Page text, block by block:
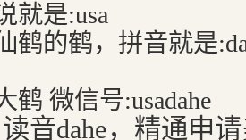
就是:usa
鹤的鹤，拼音就是
鹤 微信号:usadahe
音dahe，精通申